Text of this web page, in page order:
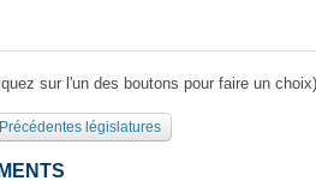
sur l'un des boutons pour faire un choix)
Précédentes législatures